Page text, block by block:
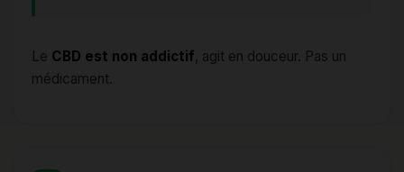
Le CBD est non addictif, agit en douceur. Pas un
médicament.